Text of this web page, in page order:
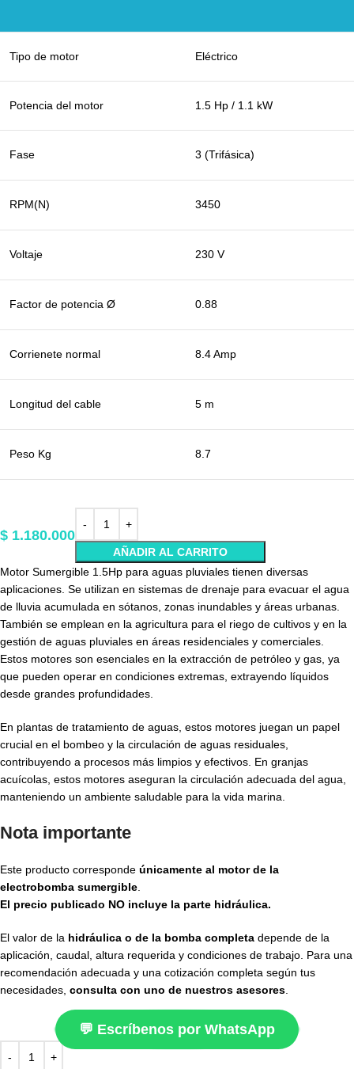
Tipo de motor Eléctrico
Potencia del motor 1.5 Hp / 1.1 kW
Fase 3 (Trifásica)
RPM(N) 3450
Voltaje 230 V
Factor de potencia Ø 0.88
Corrienete normal 8.4 Amp
Longitud del cable 5 m
Peso Kg 8.7
$ 1.180.000
AÑADIR AL CARRITO
Motor Sumergible 1.5Hp para aguas pluviales tienen diversas
aplicaciones. Se utilizan en sistemas de drenaje para evacuar el agua
de lluvia acumulada en sótanos, zonas inundables y áreas urbanas.
También se emplean en la agricultura para el riego de cultivos y en la
gestión de aguas pluviales en áreas residenciales y comerciales.
Estos motores son esenciales en la extracción de petróleo y gas, ya
que pueden operar en condiciones extremas, extrayendo líquidos
desde grandes profundidades.
En plantas de tratamiento de aguas, estos motores juegan un papel
crucial en el bombeo y la circulación de aguas residuales,
contribuyendo a procesos más limpios y efectivos. En granjas
acuícolas, estos motores aseguran la circulación adecuada del agua,
manteniendo un ambiente saludable para la vida marina.
Nota importante
Este producto corresponde únicamente al motor de la
electrobomba sumergible
El precio publicado NO incluye la parte hidráulica.
El valor de la hidráulica o de la bomba completa depende de la
aplicación, caudal, altura requerida y condiciones de trabajo. Para una
recomendación adecuada y una cotización completa según tus
necesidades, consulta con uno de nuestros asesores
💬 Escríbenos por WhatsApp